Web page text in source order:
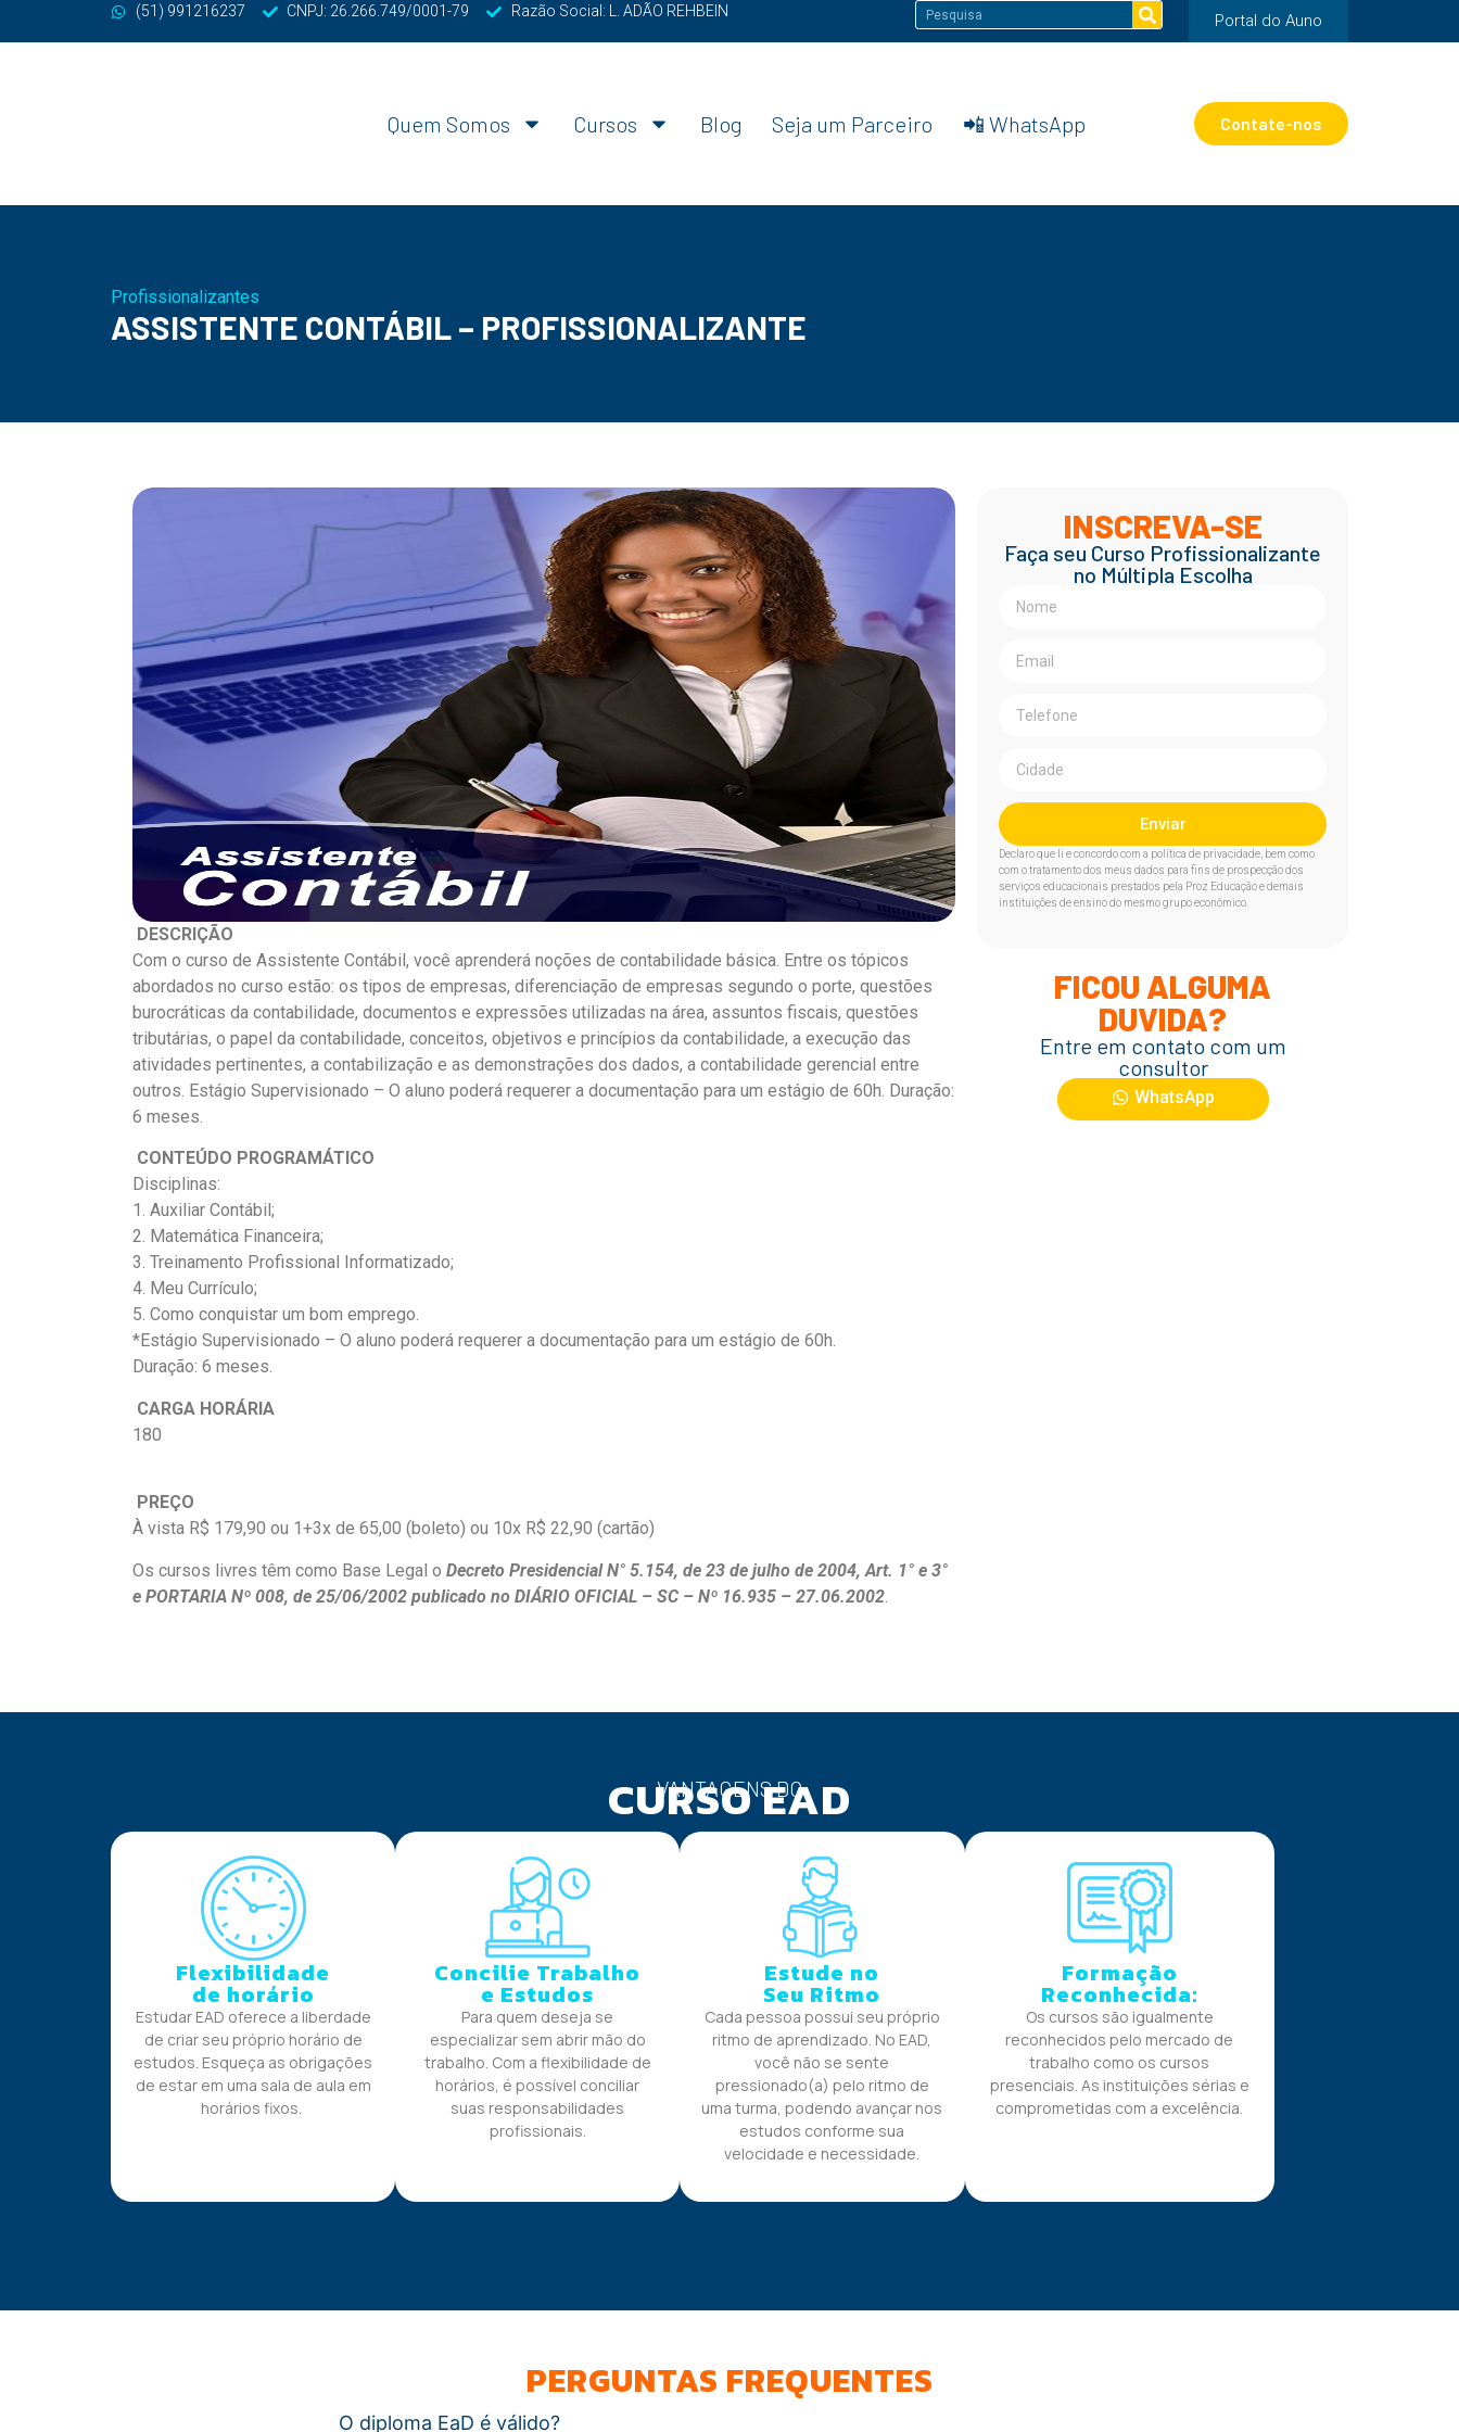
(51) 991216237 CNPJ: 26.266.749/0001-79 Razão Social: L. ADÃO REHBEIN Portal do Auno
Quem Somos Cursos Blog Seja um Parceiro 📲 WhatsApp Contate-nos
Profissionalizantes
ASSISTENTE CONTÁBIL – PROFISSIONALIZANTE
DESCRIÇÃO
Com o curso de Assistente Contábil, você aprenderá noções de contabilidade básica. Entre os tópicos
abordados no curso estão: os tipos de empresas, diferenciação de empresas segundo o porte, questões
burocráticas da contabilidade, documentos e expressões utilizadas na área, assuntos fiscais, questões
tributárias, o papel da contabilidade, conceitos, objetivos e princípios da contabilidade, a execução das
atividades pertinentes, a contabilização e as demonstrações dos dados, a contabilidade gerencial entre
outros. Estágio Supervisionado – O aluno poderá requerer a documentação para um estágio de 60h. Duração:
6 meses.
CONTEÚDO PROGRAMÁTICO
Disciplinas:
1. Auxiliar Contábil;
2. Matemática Financeira;
3. Treinamento Profissional Informatizado;
4. Meu Currículo;
5. Como conquistar um bom emprego.
*Estágio Supervisionado – O aluno poderá requerer a documentação para um estágio de 60h.
Duração: 6 meses.
CARGA HORÁRIA
180
PREÇO
À vista R$ 179,90 ou 1+3x de 65,00 (boleto) ou 10x R$ 22,90 (cartão)
Os cursos livres têm como Base Legal o Decreto Presidencial N° 5.154, de 23 de julho de 2004, Art. 1° e 3°
e PORTARIA Nº 008, de 25/06/2002 publicado no DIÁRIO OFICIAL – SC – Nº 16.935 – 27.06.2002
INSCREVA-SE
Faça seu Curso Profissionalizante
no Múltipla Escolha
Enviar
Declaro que li e concordo com a política de privacidade, bem como
com o tratamento dos meus dados para fins de prospecção dos
serviços educacionais prestados pela Proz Educação e demais
instituições de ensino do mesmo grupo econômico.
FICOU ALGUMA
DUVIDA?
Entre em contato com um
consultor
WhatsApp
VANTAGENS DO
CURSO EAD
Flexibilidade
de horário
Estudar EAD oferece a liberdade
de criar seu próprio horário de
estudos. Esqueça as obrigações
de estar em uma sala de aula em
horários fixos.
Concilie Trabalho
e Estudos
Para quem deseja se
especializar sem abrir mão do
trabalho. Com a flexibilidade de
horários, é possível conciliar
suas responsabilidades
profissionais.
Estude no
Seu Ritmo
Cada pessoa possui seu próprio
ritmo de aprendizado. No EAD,
você não se sente
pressionado(a) pelo ritmo de
uma turma, podendo avançar nos
estudos conforme sua
velocidade e necessidade.
Formação
Reconhecida:
Os cursos são igualmente
reconhecidos pelo mercado de
trabalho como os cursos
presenciais. As instituições sérias e
comprometidas com a excelência.
PERGUNTAS FREQUENTES
O diploma EaD é válido?